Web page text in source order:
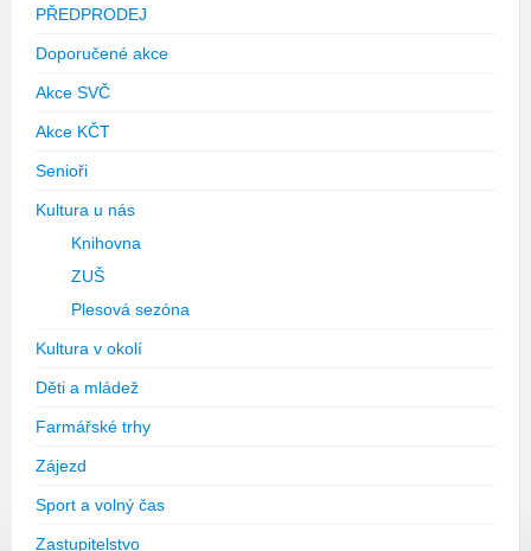
PŘEDPRODEJ
Doporučené akce
Akce SVČ
Akce KČT
Senioři
Kultura u nás
Knihovna
ZUŠ
Plesová sezóna
Kultura v okolí
Děti a mládež
Farmářské trhy
Zájezd
Sport a volný čas
Zastupitelstvo